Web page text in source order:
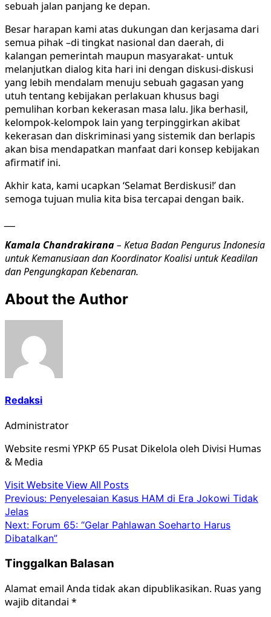
sebuah jalan panjang ke depan.
Besar harapan kami atas dukungan dan kerjasama dari
semua pihak –di tingkat nasional dan daerah, di
kalangan pemerintah maupun masyarakat- untuk
melanjutkan dialog kita hari ini dengan diskusi-diskusi
yang lebih mendalam menuju sebuah gagasan yang
utuh tentang kebijakan perlakuan khusus bagi
pemulihan korban kekerasan masa lalu. Jika berhasil,
kelompok-kelompok lain yang terpinggirkan akibat
kekerasan dan diskriminasi yang sistemik dan berlapis
akan bisa mendapatkan manfaat dari konsep kebijakan
afirmatif ini.
Akhir kata, kami ucapkan ‘Selamat Berdiskusi!’ dan
semoga tujuan mulia kita bisa tercapai dengan baik.
Kamala Chandrakirana– Ketua Badan Pengurus Indonesia
untuk Kemanusiaan dan Koordinator Koalisi untuk Keadilan
dan Pengungkapan Kebenaran.
About the Author
Redaksi
Administrator
Website resmi YPKP 65 Pusat Dikelola oleh Divisi Humas
& Media
Visit WebsiteView All Posts
Post
navigation
Previous: Penyelesaian Kasus HAM di Era Jokowi Tidak
Jelas
Next: Forum 65: “Gelar Pahlawan Soeharto Harus
Dibatalkan”
Tinggalkan Balasan
Alamat email Anda tidak akan dipublikasikan. Ruas yang
wajib ditandai *